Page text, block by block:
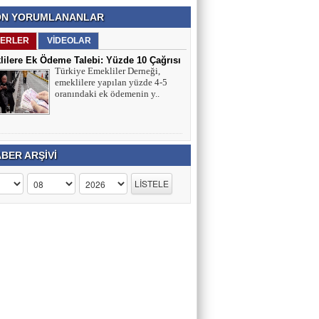
YORUMLANANLAR
VİDEOLAR
Ek Ödeme Talebi: Yüzde 10 Çağrısı
Türkiye Emekliler Derneği,
emeklilere yapılan yüzde 4-5
oranındaki ek ödemenin y..
ARŞİVİ